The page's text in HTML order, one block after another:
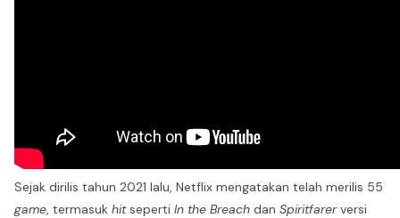
Sejak dirilis tahun 2021 lalu, Netflix mengatakan telah merilis 55
game, termasuk hitseperti In the Breach dan Spiritfarerversi